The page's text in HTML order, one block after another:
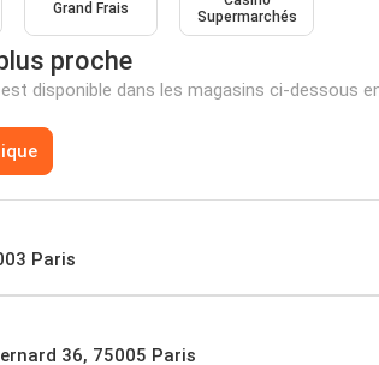
Grand Frais
Supermarchés
proche
disponible dans les magasins ci-dessous
Paris
36, 75005 Paris